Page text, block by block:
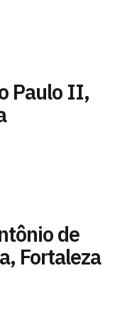
Paulo II,
de
Fortaleza